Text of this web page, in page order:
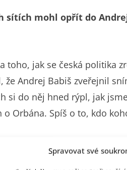
Spravovat své
sítích mohl opřít do
toho, jak se česká politika
že Andrej Babiš zveřejnil
si do něj hned rýpl, jak
Orbána. Spíš o to, kdo
připravený